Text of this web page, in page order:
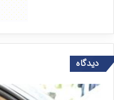
دیدگاه